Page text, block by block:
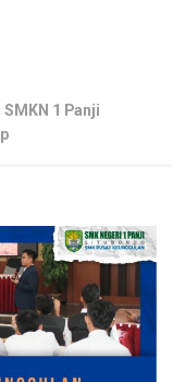
1 Panji